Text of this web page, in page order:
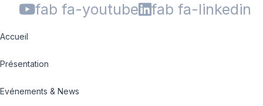
fab fa-youtube
fab fa-linkedin
Accueil
Présentation
Evénements & News